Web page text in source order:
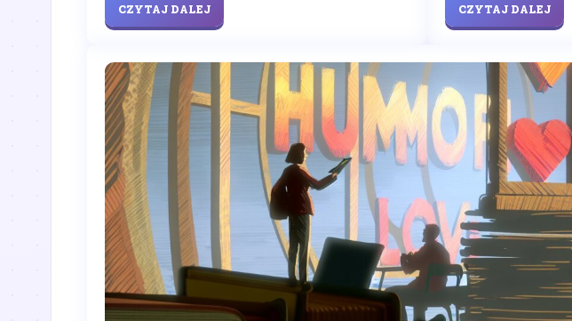
CZYTAJ DALEJ CZYTAJ DALEJ